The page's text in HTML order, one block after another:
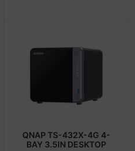
QNAP TS-432X-4G 4-
BAY 3.5IN DESKTOP